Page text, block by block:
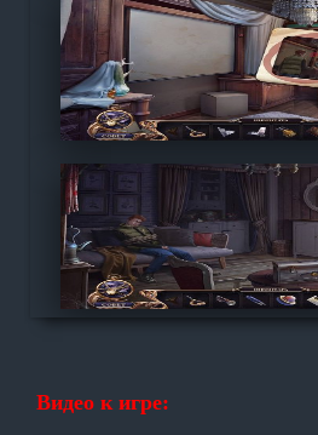
Видео к игре: